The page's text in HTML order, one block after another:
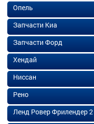
Опель
Запчасти Киа
Запчасти Форд
Хендай
Ниссан
Рено
Ленд Ровер Фрилендер 2